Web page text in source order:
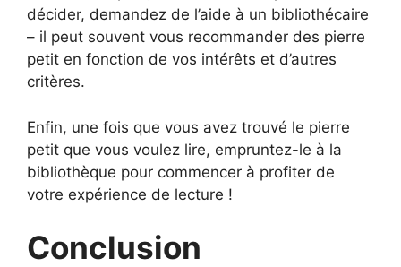
décider, demandez de l’aide à un bibliothécaire
– il peut souvent vous recommander des pierre
petit en fonction de vos intérêts et d’autres
critères.
Enfin, une fois que vous avez trouvé le pierre
petit que vous voulez lire, empruntez-le à la
bibliothèque pour commencer à profiter de
votre expérience de lecture !
Conclusion